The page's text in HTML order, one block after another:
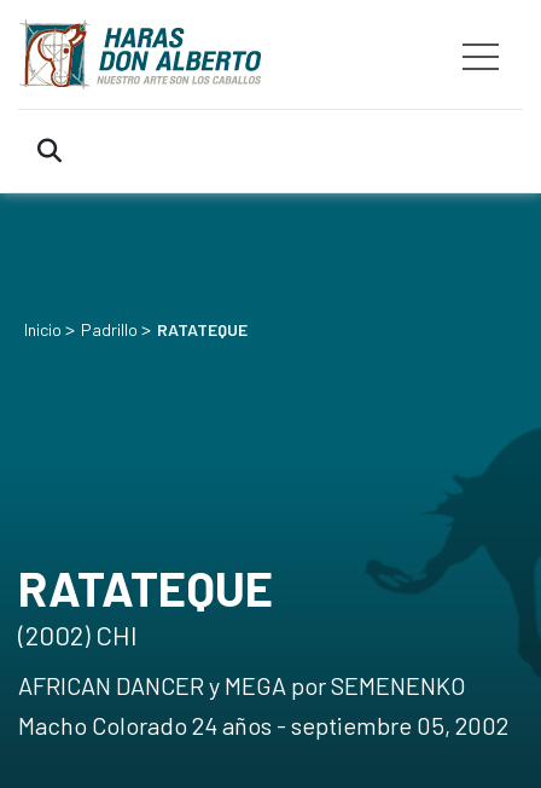
Inicio > Padrillo > RATATEQUE
RATATEQUE
(2002) CHI
AFRICAN DANCER y MEGA por SEMENENKO
Macho Colorado 24 años - septiembre 05, 2002